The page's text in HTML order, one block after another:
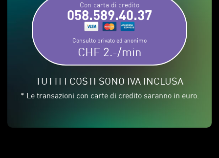
Con carta di credito
058.589.40.37
Consulto privato ed anonimo
CHF 2.-/min
TUTTI I COSTI SONO IVA INCLUSA
* Le transazioni con carte di credito saranno in euro.